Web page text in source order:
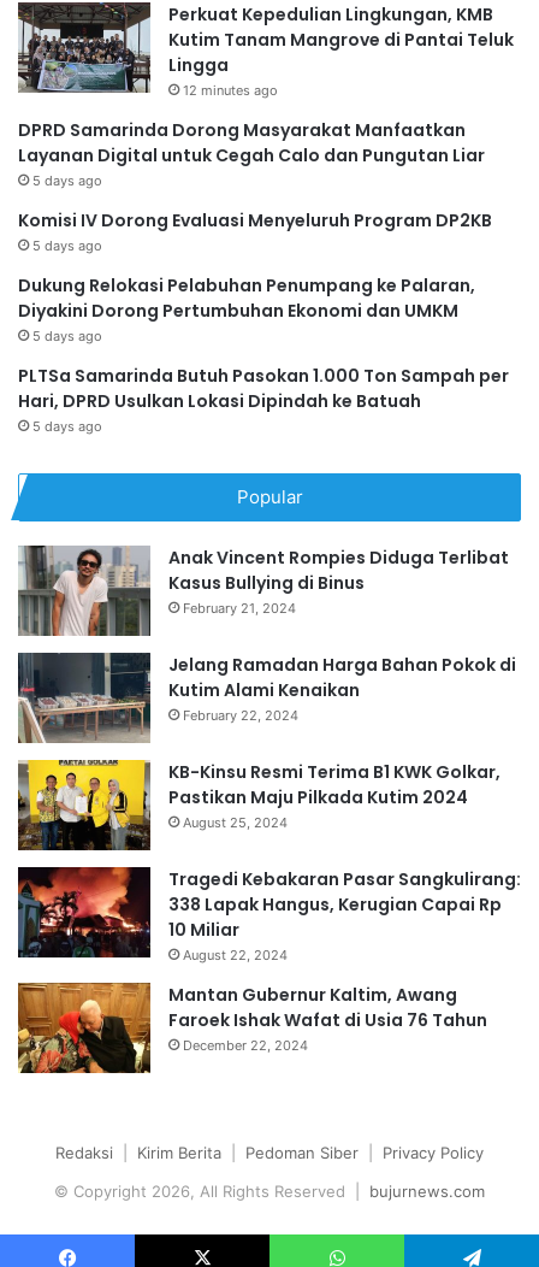
Perkuat Kepedulian Lingkungan, KMB
Kutim Tanam Mangrove di Pantai Teluk
Lingga
12 minutes ago
DPRD Samarinda Dorong Masyarakat Manfaatkan
Layanan Digital untuk Cegah Calo dan Pungutan Liar
5 days ago
Komisi IV Dorong Evaluasi Menyeluruh Program DP2KB
5 days ago
Dukung Relokasi Pelabuhan Penumpang ke Palaran,
Diyakini Dorong Pertumbuhan Ekonomi dan UMKM
5 days ago
PLTSa Samarinda Butuh Pasokan 1.000 Ton Sampah per
Hari, DPRD Usulkan Lokasi Dipindah ke Batuah
5 days ago
Popular
Anak Vincent Rompies Diduga Terlibat
Kasus Bullying di Binus
February 21, 2024
Jelang Ramadan Harga Bahan Pokok di
Kutim Alami Kenaikan
February 22, 2024
KB-Kinsu Resmi Terima B1 KWK Golkar,
Pastikan Maju Pilkada Kutim 2024
August 25, 2024
Tragedi Kebakaran Pasar Sangkulirang:
338 Lapak Hangus, Kerugian Capai Rp
10 Miliar
August 22, 2024
Mantan Gubernur Kaltim, Awang
Faroek Ishak Wafat di Usia 76 Tahun
December 22, 2024
Redaksi Kirim Berita Pedoman Siber
Privacy Policy
© Copyright 2026, All Rights Reserved | bujurnews.com